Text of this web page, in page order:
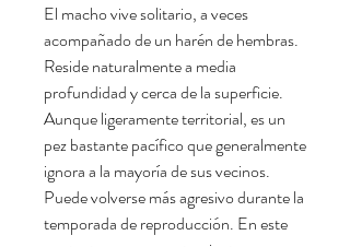
El macho vive solitario, a veces
acompañado de un harén de hembras.
Reside naturalmente a media
profundidad y cerca de la superficie.
Aunque ligeramente territorial, es un
pez bastante pacífico que generalmente
ignora a la mayoría de sus vecinos.
Puede volverse más agresivo durante la
temporada de reproducción. En este